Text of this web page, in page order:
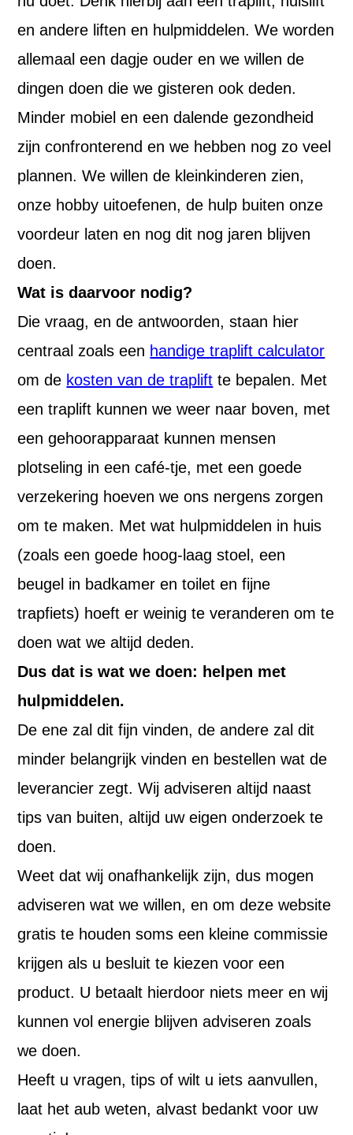
en andere liften en hulpmiddelen. We worden
allemaal een dagje ouder en we willen de
dingen doen die we gisteren ook deden.
Minder mobiel en een dalende gezondheid
zijn confronterend en we hebben nog zo veel
plannen. We willen de kleinkinderen zien,
onze hobby uitoefenen, de hulp buiten onze
voordeur laten en nog dit nog jaren blijven
doen.
Wat is daarvoor nodig?
Die vraag, en de antwoorden, staan hier
centraal zoals een handige traplift calculator
om de kosten van de traplift te bepalen. Met
een traplift kunnen we weer naar boven, met
een gehoorapparaat kunnen mensen
plotseling in een café-tje, met een goede
verzekering hoeven we ons nergens zorgen
om te maken. Met wat hulpmiddelen in huis
(zoals een goede hoog-laag stoel, een
beugel in badkamer en toilet en fijne
trapfiets) hoeft er weinig te veranderen om te
doen wat we altijd deden.
Dus dat is wat we doen: helpen met
hulpmiddelen.
De ene zal dit fijn vinden, de andere zal dit
minder belangrijk vinden en bestellen wat de
leverancier zegt. Wij adviseren altijd naast
tips van buiten, altijd uw eigen onderzoek te
doen.
Weet dat wij onafhankelijk zijn, dus mogen
adviseren wat we willen, en om deze website
gratis te houden soms een kleine commissie
krijgen als u besluit te kiezen voor een
product. U betaalt hierdoor niets meer en wij
kunnen vol energie blijven adviseren zoals
we doen.
Heeft u vragen, tips of wilt u iets aanvullen,
laat het aub weten, alvast bedankt voor uw